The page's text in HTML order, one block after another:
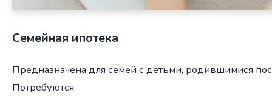
Семейная ипотека
Предназначена для семей с детьми, родившимися
Потребуются: